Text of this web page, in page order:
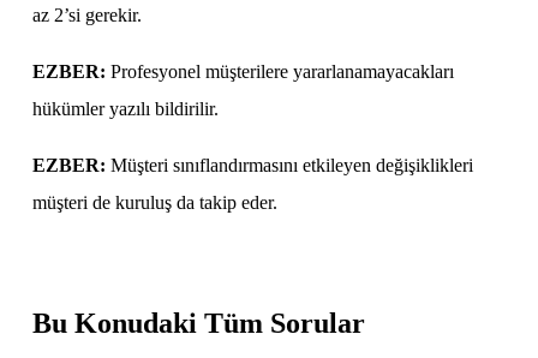
az 2’si gerekir.
EZBER: Profesyonel müşterilere yararlanamayacakları
hükümler yazılı bildirilir.
EZBER: Müşteri sınıflandırmasını etkileyen değişiklikleri
müşteri de kuruluş da takip eder.
Bu Konudaki Tüm Sorular